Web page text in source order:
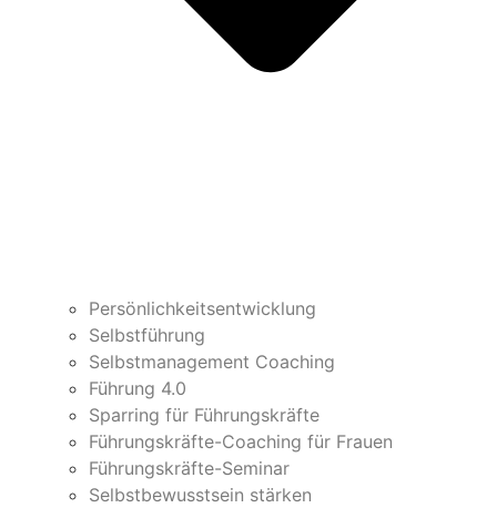
Persönlichkeitsentwicklung
Selbstführung
Selbstmanagement Coaching
Führung 4.0
Sparring für Führungskräfte
Führungskräfte-Coaching für Frauen
Führungskräfte-Seminar
Selbstbewusstsein stärken